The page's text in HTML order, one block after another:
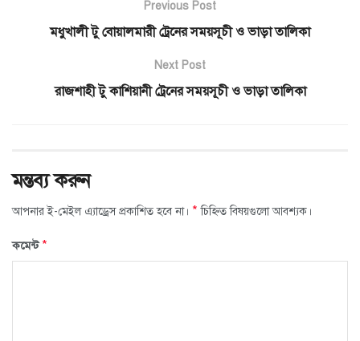
Previous Post
মধুখালী টু বোয়ালমারী ট্রেনের সময়সূচী ও ভাড়া তালিকা
Next Post
রাজশাহী টু কাশিয়ানী ট্রেনের সময়সূচী ও ভাড়া তালিকা
মন্তব্য করুন
আপনার ই-মেইল এ্যাড্রেস প্রকাশিত হবে না। * চিহ্নিত বিষয়গুলো আবশ্যক।
কমেন্ট*